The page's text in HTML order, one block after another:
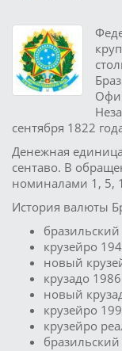
сентября 1822
Денежная
сентаво. В
номиналами 1, 5,
История валюты
крузейро
новый
крузадо
новый
крузейро
крузейро
бразильский